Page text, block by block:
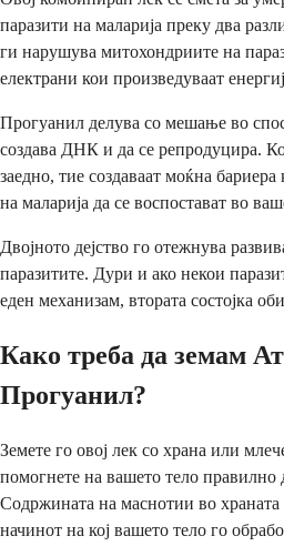
паразити на маларија преку два
ги нарушува митохондриите на
електрани кои произведуваат
Прогуанил делува со мешање во
создава ДНК и да се репродуцира.
заедно, тие создаваат моќна бариера
на маларија да се воспостават во
Двојното дејство го отежнува
паразитите. Дури и ако некои
еден механизам, втората состојка
Како треба да земам
Прогуанил?
Земете го овој лек со храна или
помогнете на вашето тело правилно
Содржината на маснотии во храната
начинот на кој вашето тело го